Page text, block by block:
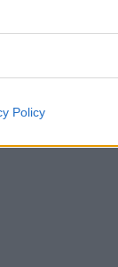
Policy
a
án jött